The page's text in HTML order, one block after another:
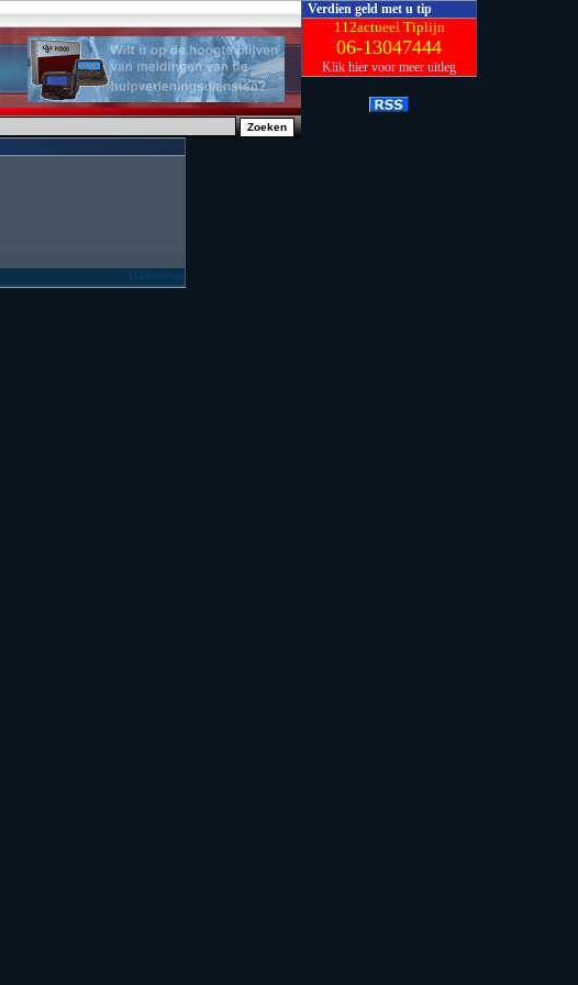
112actueel.nl
Verdien geld met u tip
112actueel Tiplijn
06-13047444
Klik hier voor meer uitleg